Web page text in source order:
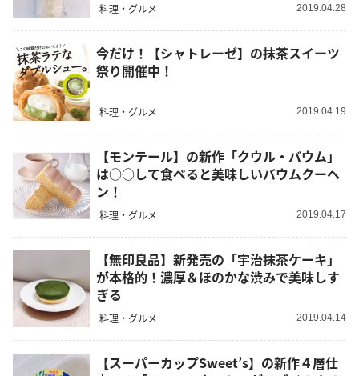
料理・グルメ 2019.04.28
今だけ！【シャトレーゼ】の抹茶スイーツ
祭り開催中！
料理・グルメ 2019.04.19
【モンテール】の新作「クウル・バウム」
は○○して食べると美味しいバウムクーヘ
ン！
料理・グルメ 2019.04.17
【無印良品】新発売の「宇治抹茶ケーキ」
が本格的！濃厚＆ほのかな渋みで美味しす
ぎる
料理・グルメ 2019.04.14
【スーパーカップSweet’s】の新作４層仕